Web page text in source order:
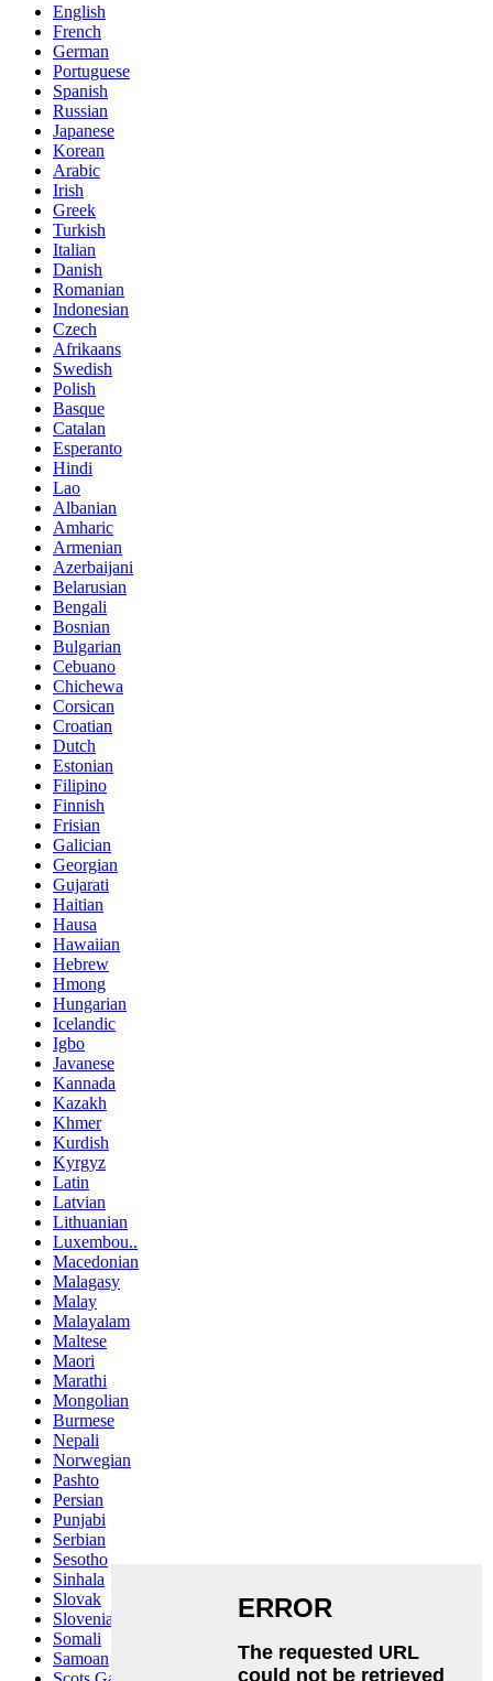
English
French
German
Portuguese
Spanish
Russian
Japanese
Korean
Arabic
Irish
Greek
Turkish
Italian
Danish
Romanian
Indonesian
Czech
Afrikaans
Swedish
Polish
Basque
Catalan
Esperanto
Hindi
Lao
Albanian
Amharic
Armenian
Azerbaijani
Belarusian
Bengali
Bosnian
Bulgarian
Cebuano
Chichewa
Corsican
Croatian
Dutch
Estonian
Filipino
Finnish
Frisian
Galician
Georgian
Gujarati
Haitian
Hausa
Hawaiian
Hebrew
Hmong
Hungarian
Icelandic
Igbo
Javanese
Kannada
Kazakh
Khmer
Kurdish
Kyrgyz
Latin
Latvian
Lithuanian
Luxembou..
Macedonian
Malagasy
Malay
Malayalam
Maltese
Maori
Marathi
Mongolian
Burmese
Nepali
Norwegian
Pashto
Persian
Punjabi
Serbian
Sesotho
Sinhala
Slovak
Slovenian
Somali
Samoan